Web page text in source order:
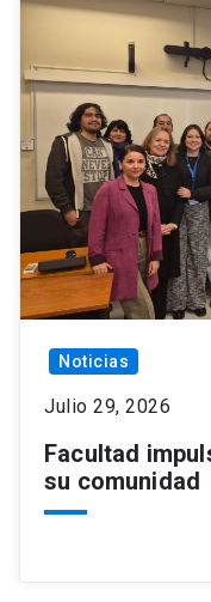
Noticias
Julio 29, 2026
Facultad
su comunidad